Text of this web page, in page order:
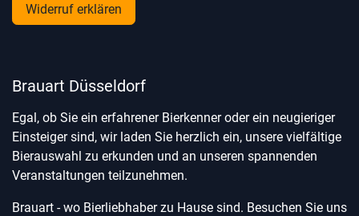
Widerruf erklären
Brauart Düsseldorf
Egal, ob Sie ein erfahrener Bierkenner oder ein neugieriger
Einsteiger sind, wir laden Sie herzlich ein, unsere vielfältige
Bierauswahl zu erkunden und an unseren spannenden
Veranstaltungen teilzunehmen.
Brauart - wo Bierliebhaber zu Hause sind. Besuchen Sie uns